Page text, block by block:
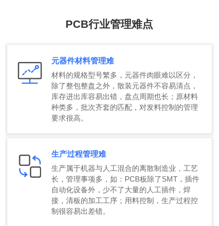
PCB行业管理难点
元器件材料管理难
材料的规格型号繁多，元器件肉眼难以区分，
除了整包整盘之外，散装元器件不容易清点，
库存进出库容易出错，盘点周期也长；原材料
种类多，批次齐套的匹配，对发料控制的管理
要求很高。
生产过程管理难
生产属于机器与人工混合的离散制造业，工艺
长，管理事项多，如：PCB板除了SMT，插件
自动化设备外，少不了大量的人工插件，焊
接，清板的加工工序；用料控制，生产过程控
制很容易出差错。